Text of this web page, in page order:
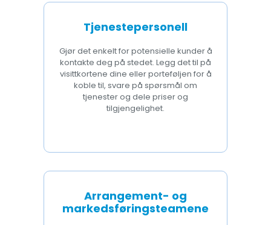
Tjenestepersonell
Gjør det enkelt for potensielle kunder å
kontakte deg på stedet. Legg det til på
visittkortene dine eller porteføljen for å
koble til, svare på spørsmål om
tjenester og dele priser og
tilgjengelighet.
Arrangement- og
markedsføringsteamene